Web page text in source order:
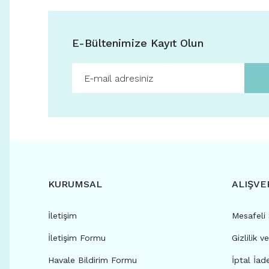
E-Bültenimize Kayıt Olun
KURUMSAL
İletişim
İletişim Formu
Havale Bildirim Formu
Mesafeli
Gizlilik
İptal